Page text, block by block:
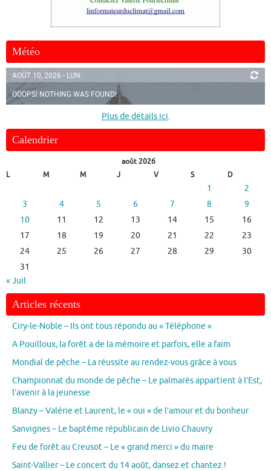
Météo
AOÛT 10, 2026 - LUN.
OOOPS! NOTHING WAS FOUND!
Plus de détails ici.
Calendrier
août 2026
L
M M J V S D
1
2
3
4 5 6 7 8
9
10
11 12 13 14 15
16
17
18 19 20 21 22
23
24
25 26 27 28 29
30
31
« Juil
Articles récents
Ciry-le-Noble – Ils ont tous répondu au « Téléphone »
A Pouilloux, la forêt a de la mémoire et parfois, elle a faim
Mondial de pêche – La réussite au rendez-vous grâce à vous
Championnat du monde de pêche – Le palmarès appartient à l’Est,
l’avenir à la jeunesse
Blanzy – Valérie et Laurent, le « oui » de l’amour et du bonheur
Sanvignes – Le baptême républicain de Livio Chauvry
Feu de forêt au Creusot – Le « grand merci » du maire
Saint-Vallier – Le concert du 14 août, dansez et chantez !